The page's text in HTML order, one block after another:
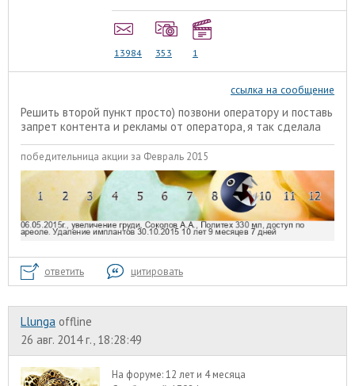
13984 353 1
ссылка на сообщение
Решить второй пункт просто) позвони оператору и поставь
запрет контента и рекламы от оператора, я так сделала
победительница акции за Февраль 2015
ответить цитировать
Llunga offline
26 авг. 2014 г., 18:28:49
На форуме:12 лет и 4 месяца